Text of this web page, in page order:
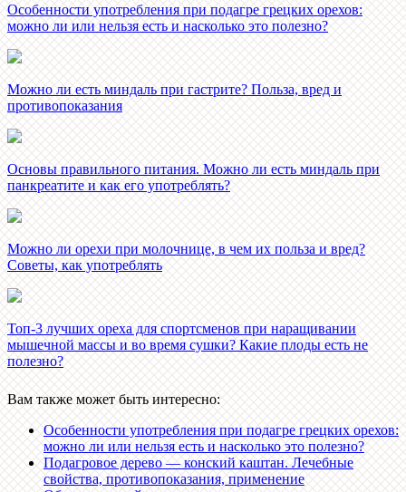
Особенности употребления при подагре грецких орехов:
можно ли или нельзя есть и насколько это полезно?
Можно ли есть миндаль при гастрите? Польза, вред и
противопоказания
Основы правильного питания. Можно ли есть миндаль при
панкреатите и как его употреблять?
Можно ли орехи при молочнице, в чем их польза и вред?
Советы, как употреблять
Топ-3 лучших ореха для спортсменов при наращивании
мышечной массы и во время сушки? Какие плоды есть не
полезно?
Вам также может быть интересно:
Особенности употребления при подагре грецких орехов:
можно ли или нельзя есть и насколько это полезно?
Подагровое дерево — конский каштан. Лечебные
свойства, противопоказания, применение